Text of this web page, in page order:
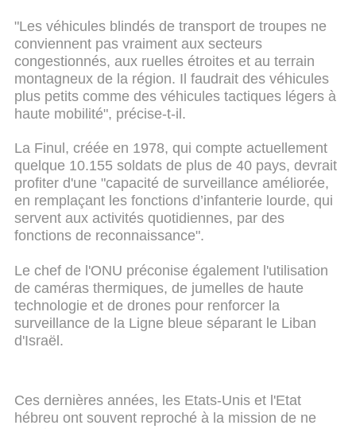
"Les véhicules blindés de transport de troupes ne
conviennent pas vraiment aux secteurs
congestionnés, aux ruelles étroites et au terrain
montagneux de la région. Il faudrait des véhicules
plus petits comme des véhicules tactiques légers à
haute mobilité", précise-t-il.
La Finul, créée en 1978, qui compte actuellement
quelque 10.155 soldats de plus de 40 pays, devrait
profiter d'une "capacité de surveillance améliorée,
en remplaçant les fonctions d’infanterie lourde, qui
servent aux activités quotidiennes, par des
fonctions de reconnaissance".
Le chef de l'ONU préconise également l'utilisation
de caméras thermiques, de jumelles de haute
technologie et de drones pour renforcer la
surveillance de la Ligne bleue séparant le Liban
d'Israël.
Ces dernières années, les Etats-Unis et l'Etat
hébreu ont souvent reproché à la mission de ne